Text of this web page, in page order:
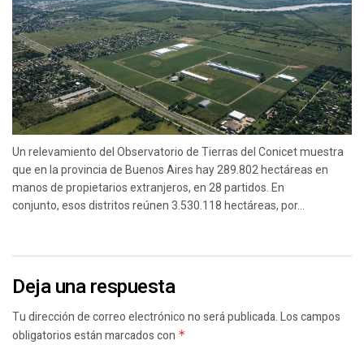
Un relevamiento del Observatorio de Tierras del Conicet muestra
que en la provincia de Buenos Aires hay 289.802 hectáreas en
manos de propietarios extranjeros, en 28 partidos. En
conjunto, esos distritos reúnen 3.530.118 hectáreas, por...
Deja una respuesta
Tu dirección de correo electrónico no será publicada.Los campos
obligatorios están marcados con *